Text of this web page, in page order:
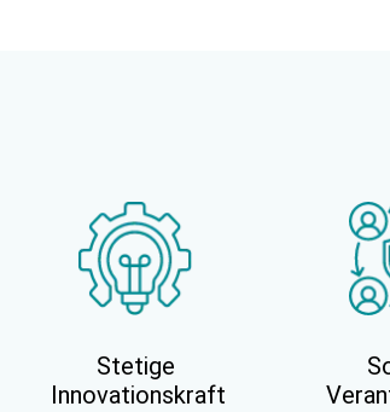
Stetige
Innovationskraft